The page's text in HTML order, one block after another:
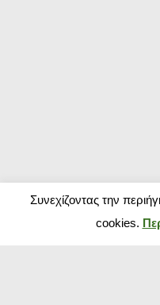
Συνεχίζοντας την
cookies.